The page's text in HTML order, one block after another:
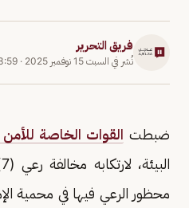
فريق التحرير
نُشر في السبت 15 نوفمبر 2025 ·
3:59
ضبطت القوات الخاصة للأمن
محظور الرعي فيها في محمية